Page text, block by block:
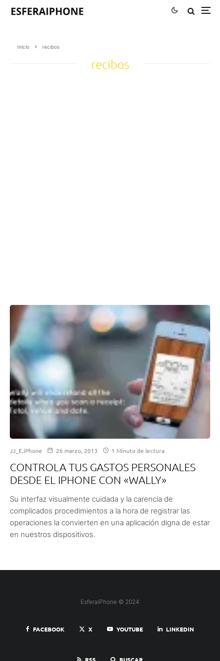
Inicio recibos
recibos
JJ_E.iPhone 26 marzo, 2013 1 Minuto de lectura
CONTROLA TUS GASTOS PERSONALES
DESDE EL IPHONE CON «WALLY»
Su interfaz visualmente cuidada y la carencia de
complicados procedimientos a la hora de registrar las
operaciones la convierten en una aplicación digna de estar
en nuestros dispositivos.
EsferaiPhone © 2024
FACEBOOK X YOUTUBE LINKEDIN
RSS BUSCAR